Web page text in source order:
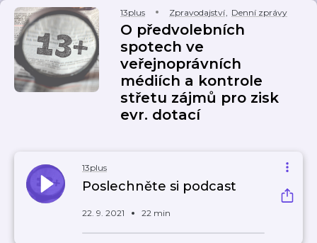
13plus Zpravodajství, Denní zprávy
O předvolebních
spotech ve
veřejnoprávních
médiích a kontrole
střetu zájmů pro zisk
evr. dotací
13plus
Poslechněte si podcast
22. 9. 2021 22 min